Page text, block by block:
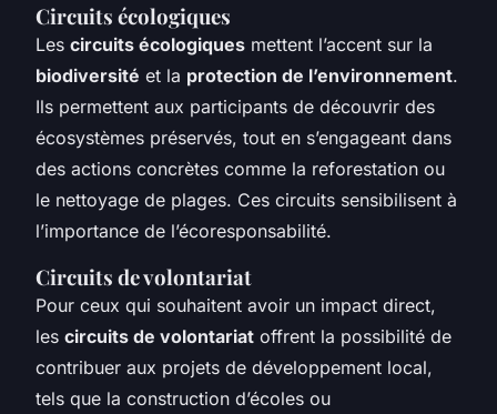
Circuits écologiques
Les circuits écologiques mettent l’accent sur la
biodiversité et la protection de l’environnement.
Ils permettent aux participants de découvrir des
écosystèmes préservés, tout en s’engageant dans
des actions concrètes comme la reforestation ou
le nettoyage de plages. Ces circuits sensibilisent à
l’importance de l’écoresponsabilité.
Circuits de volontariat
Pour ceux qui souhaitent avoir un impact direct,
les circuits de volontariat offrent la possibilité de
contribuer aux projets de développement local,
tels que la construction d’écoles ou